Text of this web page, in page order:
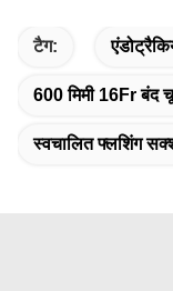
टैग:
600 मिमी 16Fr बंद
स्वचालित फ्लशिंग